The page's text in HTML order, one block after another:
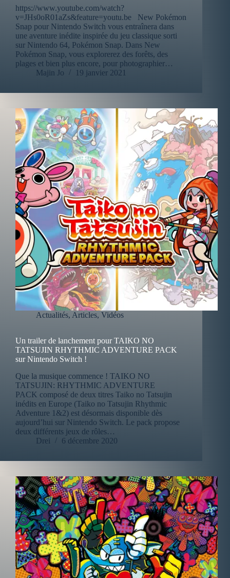
https://www.youtube.com/watch?
v=JHs0oR01aZs&feature=youtu.be New Pokémon
Snap pour Nintendo Switch vous entraînera dans
une aventure inédite inspirée du jeu classique sorti
sur Nintendo 64, Pokémon Snap. Dans New
Pokémon Snap, vous explorerez des forêts, des
plages et bien plus encore, pour photographier…
Majin Jo
19 janvier 2021
Actualités, Articles, Vidéos
Un trailer de lanchement pour TAIKO NO
TATSUJIN RHYTHMIC ADVENTURE PACK
sur Nintendo Switch !
Que la musique commence ! TAIKO NO
TATSUJIN: RHYTHMIC ADVENTURE
PACK composé de deux titres Taiko no Tatsujin
inédits en Europe (Taiko no Tatsujin Rhythmic
Adventure 1&2) est désormais disponible dès
aujourd’hui sur Nintendo Switch. Le pack propose
deux différents jeux de rôles…
Drei
6 décembre 2020